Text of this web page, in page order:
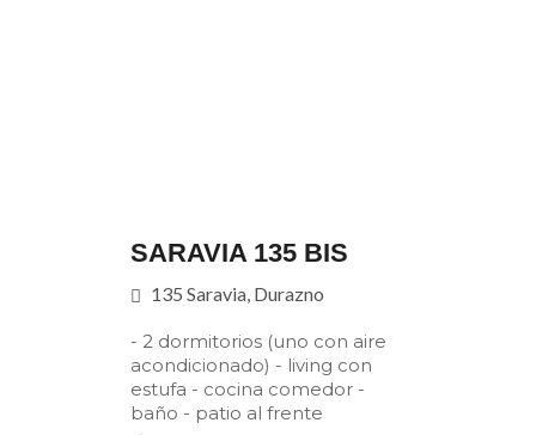
SARAVIA 135 BIS
135 Saravia, Durazno
- 2 dormitorios (uno con aire
acondicionado) - living con
estufa - cocina comedor -
baño - patio al frente